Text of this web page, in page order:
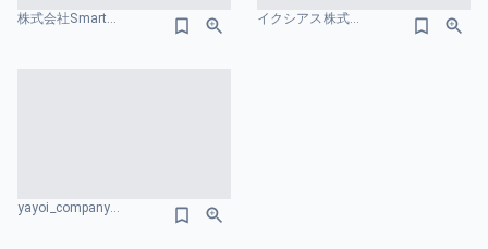
株式会社SmartHR_会社紹介資料 給与レンジのスライドデザイン イクシアス株式会社 会社紹介資料 組織図のスライドデザイン
yayoi_company_deck.pdf 組織図のスライドデザイン